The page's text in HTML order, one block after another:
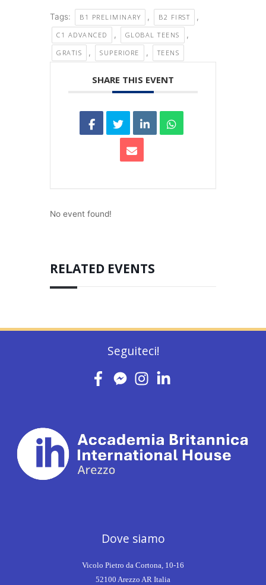
Tags: B1 PRELIMINARY , B2 FIRST ,
C1 ADVANCED , GLOBAL TEENS ,
GRATIS , SUPERIORE , TEENS
SHARE THIS EVENT
No event found!
RELATED EVENTS
Seguiteci!
Dove siamo
Vicolo Pietro da Cortona, 10-16
52100 Arezzo AR Italia